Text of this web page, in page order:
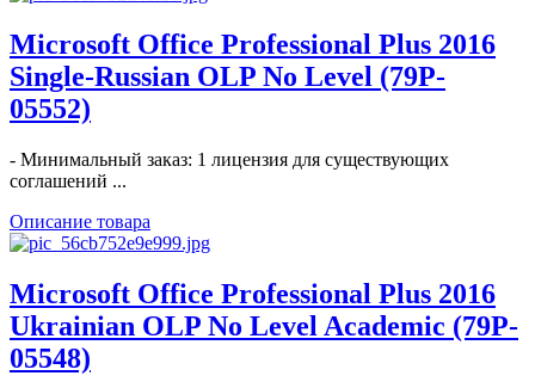
Microsoft Office Professional Plus 2016
Single-Russian OLP No Level (79P-
05552)
- Минимальный заказ: 1 лицензия для существующих
соглашений ...
Описание товара
Microsoft Office Professional Plus 2016
Ukrainian OLP No Level Academic (79P-
05548)